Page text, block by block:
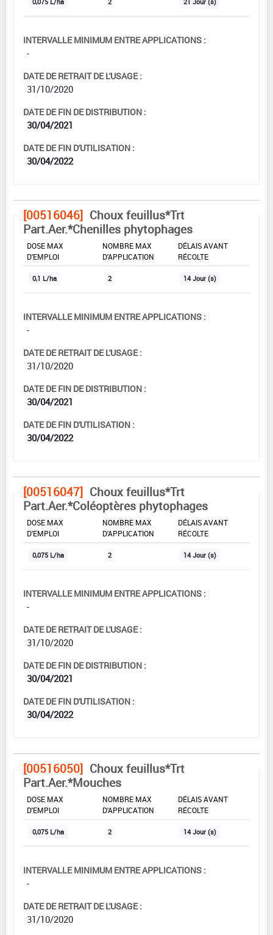
INTERVALLE MINIMUM ENTRE APPLICATIONS :
-
DATE DE RETRAIT DE L'USAGE :
31/10/2020
DATE DE FIN DE DISTRIBUTION :
30/04/2021
DATE DE FIN D'UTILISATION :
30/04/2022
[00516046] Choux feuillus*Trt
Part.Aer.*Chenilles phytophages
DOSE MAX
D'EMPLOI
NOMBRE MAX
D'APPLICATION
DÉLAIS AVANT
RÉCOLTE
0,1 L/ha 2 14 Jour (s)
INTERVALLE MINIMUM ENTRE APPLICATIONS :
-
DATE DE RETRAIT DE L'USAGE :
31/10/2020
DATE DE FIN DE DISTRIBUTION :
30/04/2021
DATE DE FIN D'UTILISATION :
30/04/2022
[00516047] Choux feuillus*Trt
Part.Aer.*Coléoptères phytophages
DOSE MAX
D'EMPLOI
NOMBRE MAX
D'APPLICATION
DÉLAIS AVANT
RÉCOLTE
0,075 L/ha 2 14 Jour (s)
INTERVALLE MINIMUM ENTRE APPLICATIONS :
-
DATE DE RETRAIT DE L'USAGE :
31/10/2020
DATE DE FIN DE DISTRIBUTION :
30/04/2021
DATE DE FIN D'UTILISATION :
30/04/2022
[00516050] Choux feuillus*Trt
Part.Aer.*Mouches
DOSE MAX
D'EMPLOI
NOMBRE MAX
D'APPLICATION
DÉLAIS AVANT
RÉCOLTE
0,075 L/ha 2 14 Jour (s)
INTERVALLE MINIMUM ENTRE APPLICATIONS :
-
DATE DE RETRAIT DE L'USAGE :
31/10/2020